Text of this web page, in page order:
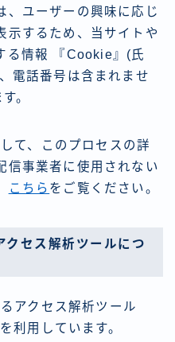
、ユーザーの興味に応じ
示するため、当サイトや
る情報 『Cookie』(氏
電話番号は含まれませ
。
て、このプロセスの詳
信事業者に使用されない
こちら をご覧ください。
クセス解析ツールにつ
アクセス解析ツール
利用しています。